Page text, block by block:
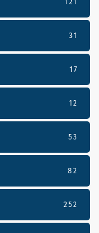
31
17
12
53
82
252